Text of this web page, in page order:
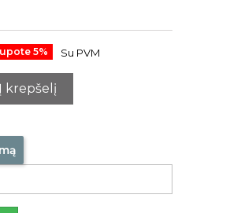
5% Su PVM
Į krepšelį